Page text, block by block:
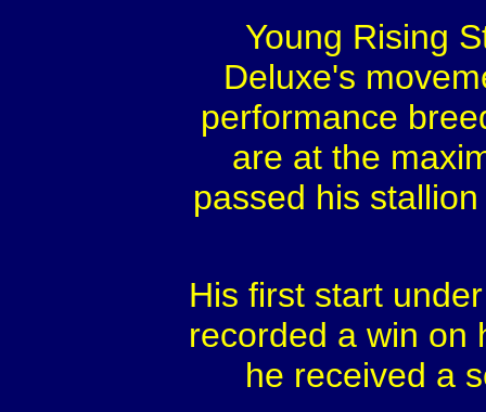
Young Rising
Deluxe's
performance
are at the
passed his
His first start
recorded a win on
he received a